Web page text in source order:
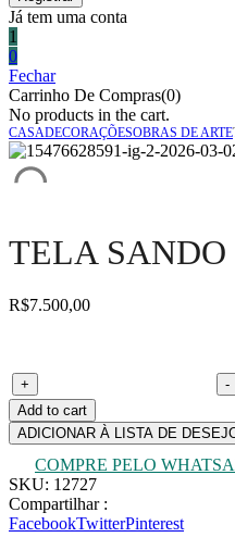
Já tem uma conta
1
0
Fechar
Carrinho De Compras(0)
No products in the cart.
CASADECORAÇÕESOBRAS DE ARTE
TELA SANDO
R$7.500,00
+
-
Add to cart
ADICIONAR À LISTA DE
COMPRE PELO
SKU: 12727
Compartilhar :
FacebookTwitterPinterest